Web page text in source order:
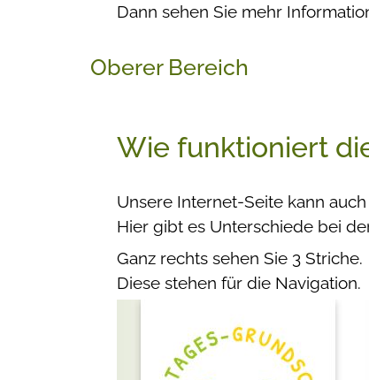
Dann sehen Sie mehr
Oberer Bereich
Wie funktioniert
Unsere Internet-Seite kann
Hier gibt es Unterschiede bei
Ganz rechts sehen Sie 3 Striche.
Diese stehen für die Navigation.